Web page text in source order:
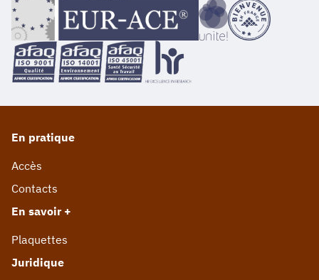
En pratique
Accès
Contacts
En savoir +
Plaquettes
Juridique